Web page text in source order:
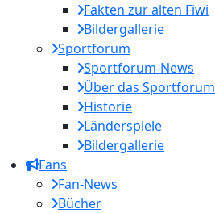
Fakten zur alten Fiwi
Bildergallerie
Sportforum
Sportforum-News
Über das Sportforum
Historie
Länderspiele
Bildergallerie
Fans
Fan-News
Bücher